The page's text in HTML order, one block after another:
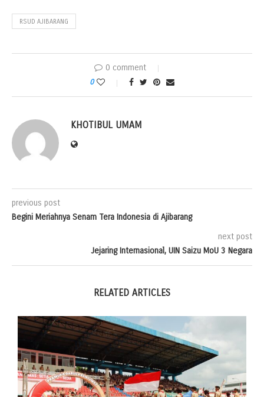
RSUD AJIBARANG
0 comment
0
KHOTIBUL UMAM
previous post
Begini Meriahnya Senam Tera Indonesia di Ajibarang
next post
Jejaring Internasional, UIN Saizu MoU 3 Negara
RELATED ARTICLES